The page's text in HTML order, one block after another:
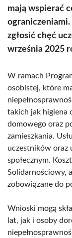
mają wspierać
zgłosić chęć
września 2025
W ramach
osobistej, które
takich jak higiena
domowego oraz
zamieszkania.
uczestników oraz
społecznym.
Solidarnościowy,
zobowiązane do
Wnioski mogą
lat, jak i osoby